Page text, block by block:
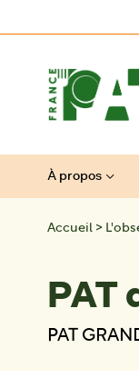
À propos
Accueil >
PAT
PAT